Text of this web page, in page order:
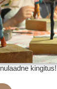
kingitus!